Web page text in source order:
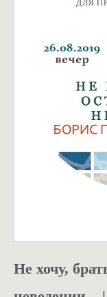
Не хочу,